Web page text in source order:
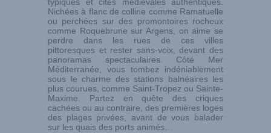
Nichées à flanc de colline comme Ramatuelle
ou perchées sur des promontoires rocheux
comme Roquebrune sur Argens, on aime se
perdre dans les rues de ces villes
pittoresques et rester sans-voix, devant des
panoramas spectaculaires. Côté Mer
Méditerranée, vous tombez indéniablement
sous le charme des stations balnéaires les
plus courues, comme Saint-Tropez ou Sainte-
Maxime. Partez en quête des criques
cachées ou au contraire, des premières loges
des plages privées, avant de vous balader
sur les quais des ports animés…